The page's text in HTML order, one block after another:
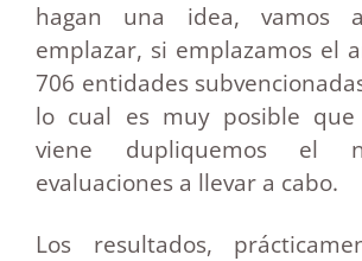
hagan una idea, vamos
emplazar, si emplazamos el
706 entidades
lo cual es muy posible
viene dupliquemos el
evaluaciones a llevar a cabo.
Los resultados,